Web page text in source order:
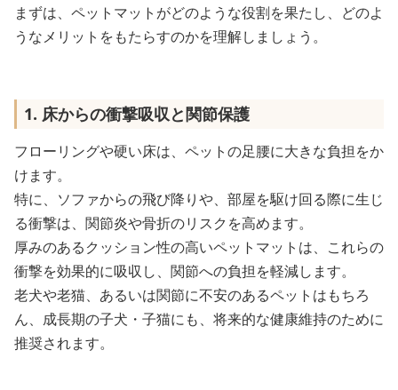
まずは、ペットマットがどのような役割を果たし、どのよ
うなメリットをもたらすのかを理解しましょう。
1. 床からの衝撃吸収と関節保護
フローリングや硬い床は、ペットの足腰に大きな負担をか
けます。
特に、ソファからの飛び降りや、部屋を駆け回る際に生じ
る衝撃は、関節炎や骨折のリスクを高めます。
厚みのあるクッション性の高いペットマットは、これらの
衝撃を効果的に吸収し、関節への負担を軽減します。
老犬や老猫、あるいは関節に不安のあるペットはもちろ
ん、成長期の子犬・子猫にも、将来的な健康維持のために
推奨されます。